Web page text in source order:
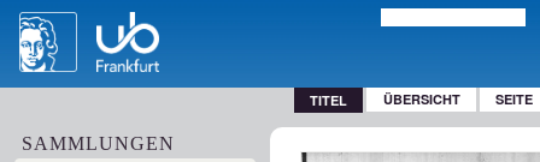
TITEL ÜBERSICHT SEITE
SAMMLUNGEN